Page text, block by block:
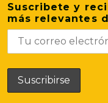
Suscribete y
más relevantes